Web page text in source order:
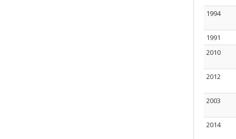
1994
1991
2010
2012
2003
2014